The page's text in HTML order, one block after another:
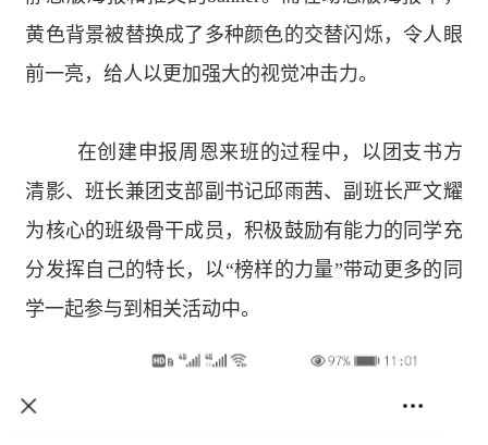
黄色背景被替换成了多种颜色的交替闪烁，令人眼
前一亮，给人以更加强大的视觉冲击力。
在创建申报周恩来班的过程中，以团支书方
清影、班长兼团支部副书记邱雨茜、副班长严文耀
为核心的班级骨干成员，积极鼓励有能力的同学充
分发挥自己的特长，以“榜样的力量”带动更多的同
学一起参与到相关活动中。